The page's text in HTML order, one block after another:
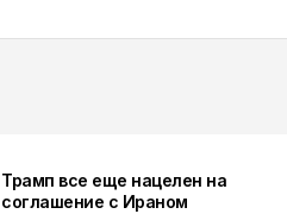
Трамп все еще нацелен на
соглашение с Ираном